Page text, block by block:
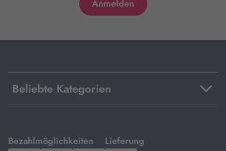
Beliebte Kategorien
Bezahlmöglichkeiten
mit
Lieferung
mit